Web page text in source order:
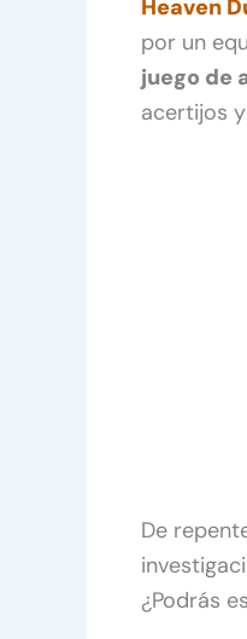
Heaven
por un
juego de
acertijos
De
¿Podrás